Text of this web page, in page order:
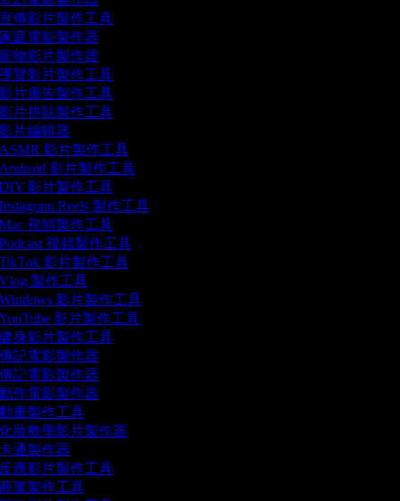
傳影片製作工具
庭電影製作器
物影片製作器
覽影片製作工具
片廣告製作工具
片拼貼製作工具
片編輯器
影片製作工具
影片製作工具
影片製作工具
Reels 製作工具
視頻製作工具
視頻製作工具
影片製作工具
製作工具
影片製作工具
影片製作工具
身影片製作工具
記電影製作器
記電影製作器
作電影製作器
畫製作工具
妝教學影片製作器
通製作器
應影片製作工具
業製作工具